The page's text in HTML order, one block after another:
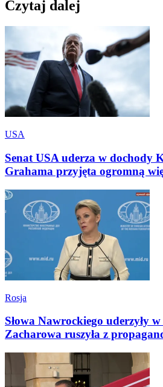
Czytaj dalej
USA
Senat USA uderza w dochody
Grahama przyjęta ogromną
Rosja
Słowa Nawrockiego uderzyły
Zacharowa ruszyła z